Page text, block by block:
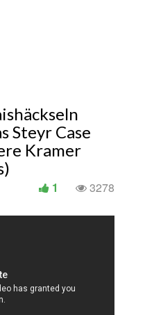
Steyr Case
Kramer
3278
1